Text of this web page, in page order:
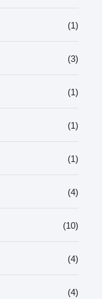
(1)
(3)
(1)
(1)
(1)
(4)
(10)
(4)
(4)